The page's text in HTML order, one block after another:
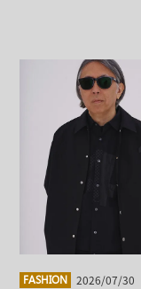
FASHION 2026/07/30